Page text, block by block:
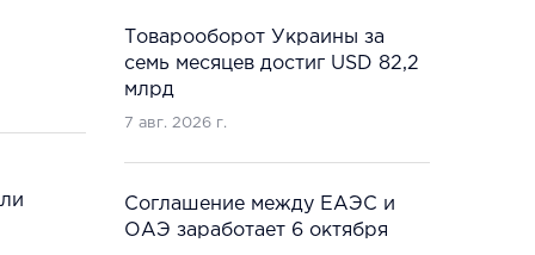
Товарооборот Украины за
семь месяцев достиг USD 82,2
млрд
7 авг. 2026 г.
Соглашение между ЕАЭС и
ОАЭ заработает 6 октября